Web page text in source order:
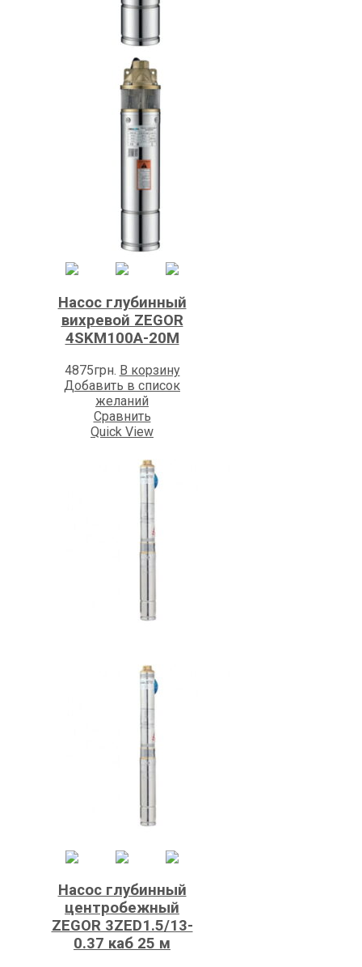
Насос глубинный
вихревой ZEGOR
4SKM100A-20M
4875грн. В корзину
Добавить в список
желаний
Сравнить
Quick View
Насос глубинный
центробежный
ZEGOR 3ZED1.5/13-
0.37 каб 25 м